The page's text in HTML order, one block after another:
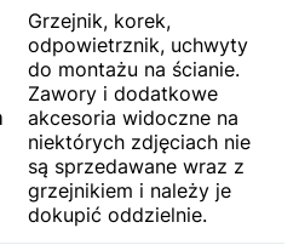
Grzejnik, korek,
odpowietrznik, uchwyty
do montażu na ścianie.
Zawory i dodatkowe
akcesoria widoczne na
niektórych zdjęciach nie
są sprzedawane wraz z
grzejnikiem i należy je
dokupić oddzielnie.